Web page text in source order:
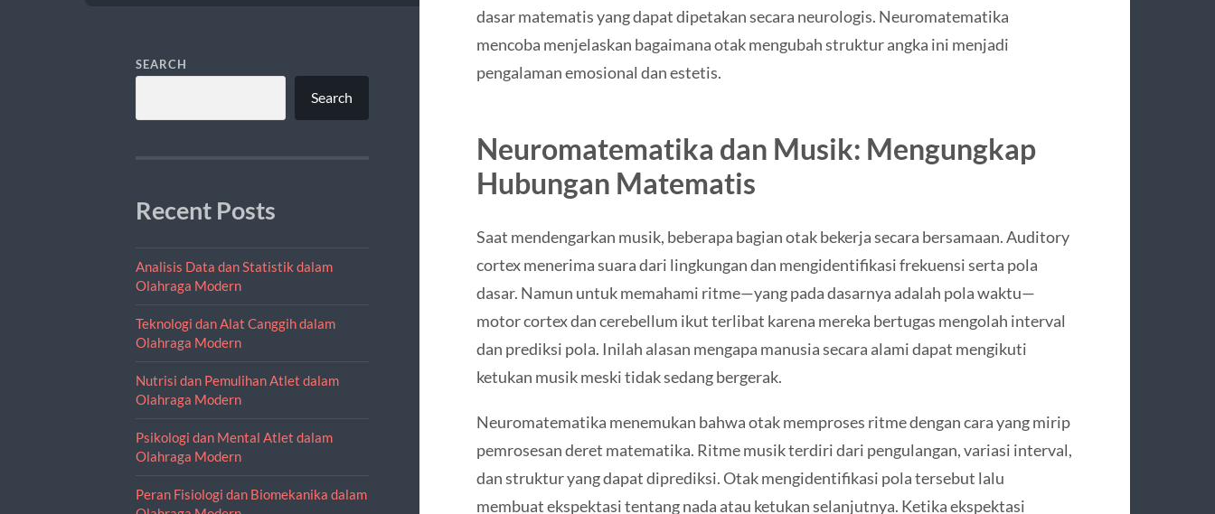
SEARCH
Search
Recent Posts
Analisis Data dan Statistik dalam
Olahraga Modern
Teknologi dan Alat Canggih dalam
Olahraga Modern
Nutrisi dan Pemulihan Atlet dalam
Olahraga Modern
Psikologi dan Mental Atlet dalam
Olahraga Modern
Peran Fisiologi dan Biomekanika dalam
dasar matematis yang dapat dipetakan secara neurologis. Neuromatematika
mencoba menjelaskan bagaimana otak mengubah struktur angka ini menjadi
pengalaman emosional dan estetis.
Neuromatematika dan Musik: Mengungkap
Hubungan Matematis
Saat mendengarkan musik, beberapa bagian otak bekerja secara bersamaan. Auditory
cortex menerima suara dari lingkungan dan mengidentifikasi frekuensi serta pola
dasar. Namun untuk memahami ritme—yang pada dasarnya adalah pola waktu—
motor cortex dan cerebellum ikut terlibat karena mereka bertugas mengolah interval
dan prediksi pola. Inilah alasan mengapa manusia secara alami dapat mengikuti
ketukan musik meski tidak sedang bergerak.
Neuromatematika menemukan bahwa otak memproses ritme dengan cara yang mirip
pemrosesan deret matematika. Ritme musik terdiri dari pengulangan, variasi interval,
dan struktur yang dapat diprediksi. Otak mengidentifikasi pola tersebut lalu
membuat ekspektasi tentang nada atau ketukan selanjutnya. Ketika ekspektasi